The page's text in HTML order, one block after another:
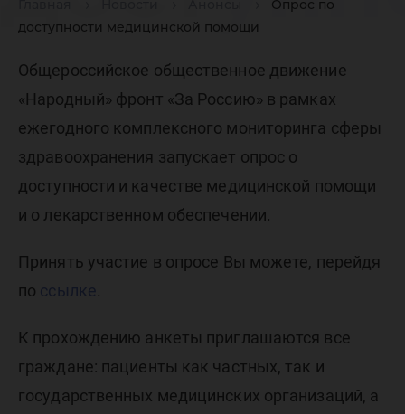
Опрос по
доступности медицинской помощи
помощи
Общероссийское общественное движение
«Народный» фронт «За Россию» в рамках
ежегодного комплексного мониторинга сферы
здравоохранения запускает опрос о
доступности и качестве медицинской помощи
и о лекарственном обеспечении.
Принять участие в опросе Вы можете, перейдя
по ссылке.
К прохождению анкеты приглашаются все
граждане: пациенты как частных, так и
государственных медицинских организаций, а